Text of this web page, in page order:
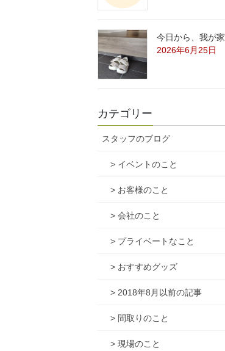
今日から、我が家
2026年6月25日
カテゴリー
スタッフのブログ
> イベントのこと
> お客様のこと
> 会社のこと
> プライベートなこと
> おすすめグッズ
> 2018年8月以前の記事
> 間取りのこと
> 現場のこと